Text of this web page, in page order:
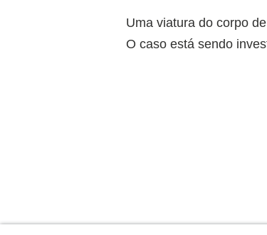
Uma viatura do corpo
O caso está sendo